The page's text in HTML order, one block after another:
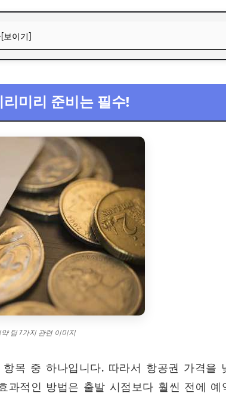
[보이기]
미리 준비는 필수!
팁 7가지 관련 이미지
목 중 하나입니다. 따라서 항공권 가격을
적인 방법은 출발 시점보다 훨씬 전에 예